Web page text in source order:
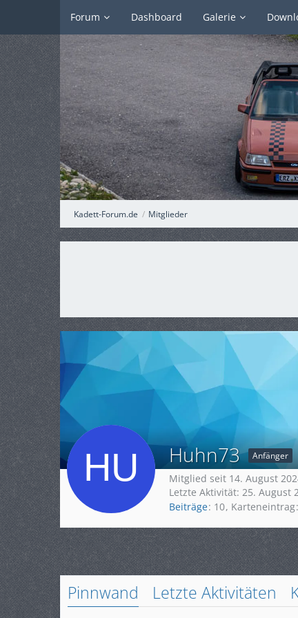
Forum Dashboard Galerie
Kadett-Forum.de Mitglieder
Huhn73 Anfänger
Mitglied seit 14. August
Letzte Aktivität: 25. August
Beiträge 10 Karteneintrag
Pinnwand Letzte Aktivitäten